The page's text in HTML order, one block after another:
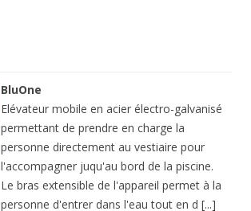
BluOne
Elévateur mobile en acier électro-galvanisé
permettant de prendre en charge la
personne directement au vestiaire pour
l'accompagner juqu'au bord de la piscine.
Le bras extensible de l'appareil permet à la
personne d'entrer dans l'eau tout en d [...]